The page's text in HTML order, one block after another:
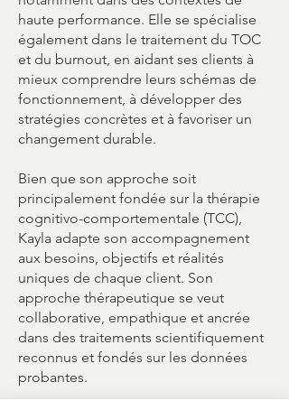
haute performance. Elle se spécialise
également dans le traitement du TOC
et du burnout, en aidant ses clients à
mieux comprendre leurs schémas de
fonctionnement, à développer des
stratégies concrètes et à favoriser un
changement durable.
Bien que son approche soit
principalement fondée sur la thérapie
cognitivo-comportementale (TCC),
Kayla adapte son accompagnement
aux besoins, objectifs et réalités
uniques de chaque client. Son
approche thérapeutique se veut
collaborative, empathique et ancrée
dans des traitements scientifiquement
reconnus et fondés sur les données
probantes.